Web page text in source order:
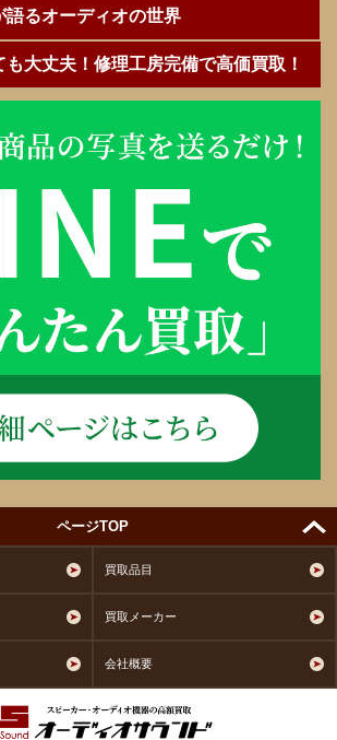
語るオーディオの世界
も大丈夫！修理工房完備で高価買取！
ページTOP
買取品目
買取メーカー
会社概要